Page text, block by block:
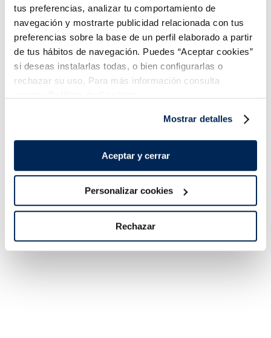
tus preferencias, analizar tu comportamiento de
navegación y mostrarte publicidad relacionada con tus
preferencias sobre la base de un perfil elaborado a partir
de tus hábitos de navegación. Puedes “Aceptar cookies”
si deseas instalarlas todas, o bien configurarlas o
rechazar su uso. Para más información consulta
Mostrar detalles
Aceptar y cerrar
Personalizar cookies
Rechazar
Añadir
nacional en su jugo
Añadir